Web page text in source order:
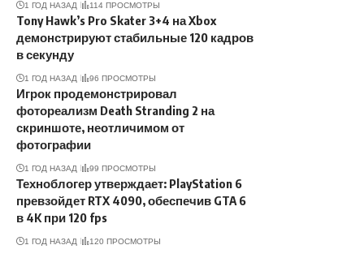
1 ГОД НАЗАД 114 ПРОСМОТРЫ
Tony Hawk’s Pro Skater 3+4 на Xbox
демонстрируют стабильные 120 кадров
в секунду
1 ГОД НАЗАД 96 ПРОСМОТРЫ
Игрок продемонстрировал
фотореализм Death Stranding 2 на
скриншоте, неотличимом от
фотографии
1 ГОД НАЗАД 99 ПРОСМОТРЫ
Техноблогер утверждает: PlayStation 6
превзойдет RTX 4090, обеспечив GTA 6
в 4K при 120 fps
1 ГОД НАЗАД 120 ПРОСМОТРЫ